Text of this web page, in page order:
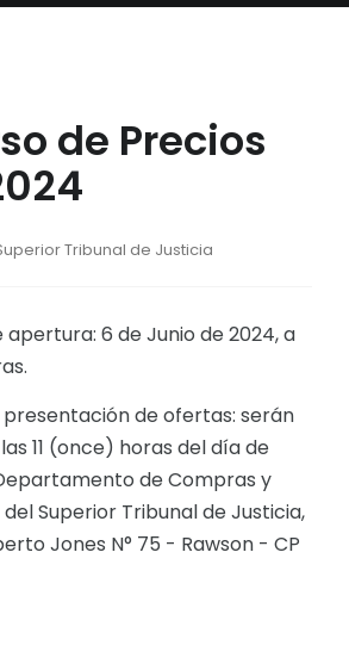
de Precios
Tribunal de Justicia
apertura: 6 de Junio de 2024, a
presentación de ofertas: serán
11 (once) horas del día de
de Compras y
Superior Tribunal de Justicia,
Jones N° 75 - Rawson - CP